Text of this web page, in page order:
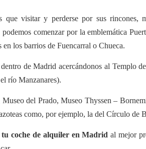
que visitar y perderse por sus rincones,
comenzar por la emblemática
los barrios de Fuencarral o Chueca.
de Madrid acercándonos al Templo
río Manzanares).
del Prado, Museo Thyssen –
como, por ejemplo, la del Círculo de
coche de alquiler en Madrid al mejor